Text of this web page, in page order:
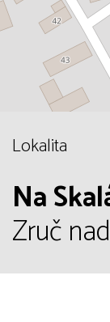
Lokalita
Na
Zruč